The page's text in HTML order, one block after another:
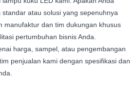
atau solusi yang sepenuhnya
manufaktur dan tim dukungan khusus
pertumbuhan bisnis Anda.
harga, sampel, atau pengembangan
penjualan kami dengan spesifikasi dan